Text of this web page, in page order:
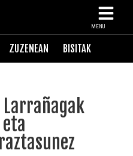
MENU
ZUZENEAN BISITAK